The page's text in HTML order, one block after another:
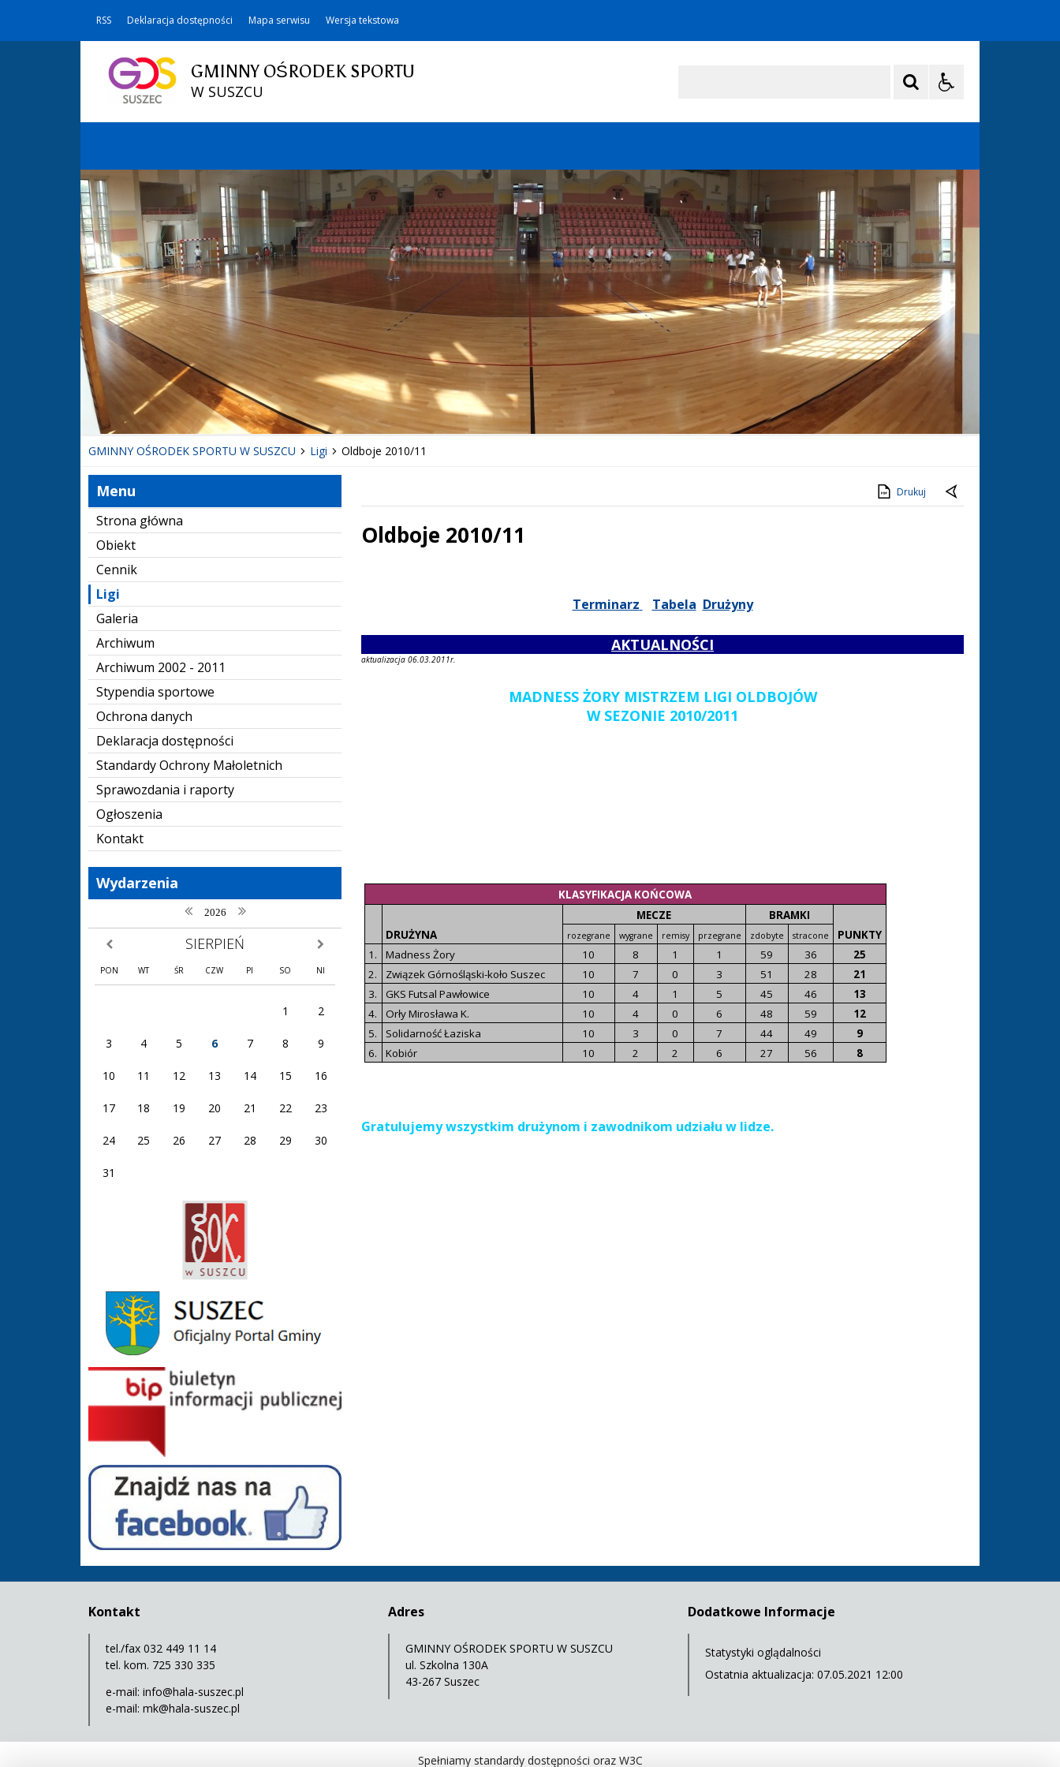
RSS Deklaracja dostępności Mapa serwisu Wersja tekstowa
GMINNY OŚRODEK SPORTU
W SUSZCU
GMINNY OŚRODEK SPORTU W SUSZCU Ligi Oldboje 2010/11
Menu
Strona główna
Obiekt
Cennik
Ligi
Galeria
Archiwum
Archiwum 2002 - 2011
Stypendia sportowe
Ochrona danych
Deklaracja dostępności
Standardy Ochrony Małoletnich
Sprawozdania i raporty
Ogłoszenia
Kontakt
Wydarzenia
poprzedni rok
2026 następny rok
poprzedni miesiąc SIERPIEŃ następny miesiąc
PON WT ŚR CZW PI SO NI
1 2
3 4 5 6 7 8 9
10 11 12 13 14 15 16
17 18 19 20 21 22 23
24 25 26 27 28 29 30
31
Gmina Suszec
BIP GOS Suszec
Facebook - Hala Sportowa Suszec
Drukuj
Oldboje 2010/11
Terminarz Tabela Drużyny
AKTUALNOŚCI
aktualizacja 06.03.2011r.
MADNESS ŻORY MISTRZEM LIGI OLDBOJÓW
W SEZONIE 2010/2011
KLASYFIKACJA KOŃCOWA
DRUŻYNA
MECZE
BRAMKI
PUNKTY
rozegrane wygrane remisy przegrane zdobyte stracone
1. Madness Żory 10 8 1 1 59 36
25
2.
Związek Górnośląski-koło Suszec 10 7 0 3 51 28
21
3.
GKS Futsal Pawłowice 10 4 1 5 45 46
13
4.
Orły Mirosława K. 10 4 0 6 48 59
12
5.
Solidarność Łaziska 10 3 0 7 44 49
9
6.
Kobiór 10 2 2 6 27 56 8
Gratulujemy wszystkim drużynom i zawodnikom udziału w lidze.
Kontakt
tel./fax 032 449 11 14
tel. kom. 725 330 335
e-mail: info@hala-suszec.pl
e-mail: mk@hala-suszec.pl
Adres
GMINNY OŚRODEK SPORTU W SUSZCU
ul. Szkolna 130A
43-267 Suszec
Dodatkowe Informacje
Statystyki oglądalności
Ostatnia aktualizacja: 07.05.2021 12:00
Spełniamy standardy dostępności oraz W3C